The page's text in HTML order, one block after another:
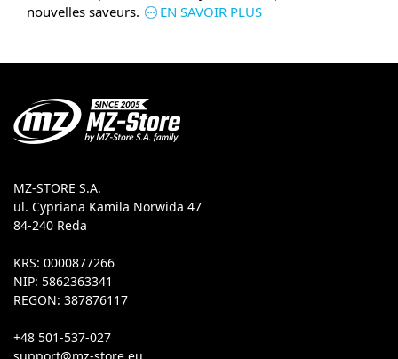
nouvelles saveurs.
EN SAVOIR PLUS
MZ-STORE S.A.
ul. Cypriana Kamila Norwida 47
84-240 Reda
KRS: 0000877266
NIP: 5862363341
REGON: 387876117
+48 501-537-027